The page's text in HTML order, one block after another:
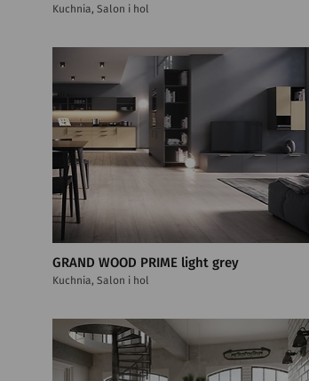
Kuchnia, Salon i hol
GRAND WOOD PRIME light grey
Kuchnia, Salon i hol